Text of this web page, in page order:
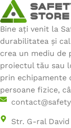
Bine ați venit la
durabilitatea și
crea un mediu de
proiectul tău sau
prin
persoane fizice,
Str. G-ral